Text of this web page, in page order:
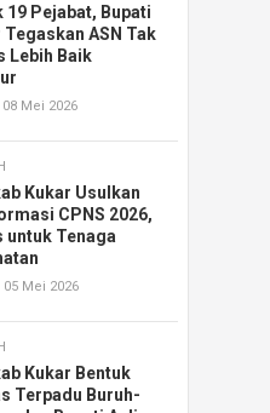
19 Pejabat, Bupati
Tegaskan ASN Tak
Lebih Baik
Mei 2026
Kukar Usulkan
CPNS 2026,
untuk Tenaga
05 Mei 2026
Kukar Bentuk
Terpadu Buruh-